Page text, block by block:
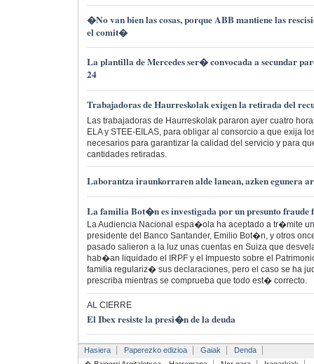
�No van bien las cosas, porque ABB mantiene las
el comit�
La plantilla de Mercedes ser� convocada a secundar
24
Trabajadoras de Haurreskolak exigen la retirada del
Las trabajadoras de Haurreskolak pararon ayer cuatro
ELA y STEE-EILAS, para obligar al consorcio a que exija
necesarios para garantizar la calidad del servicio y para
cantidades retiradas.
Laborantza iraunkorraren alde lanean, azken egunera
La familia Bot�n es investigada por un presunto fraude
La Audiencia Nacional espa�ola ha aceptado a tr�mite
presidente del Banco Santander, Emilio Bot�n, y otros
pasado salieron a la luz unas cuentas en Suiza que
hab�an liquidado el IRPF y el Impuesto sobre el
familia regulariz� sus declaraciones, pero el caso se ha
prescriba mientras se comprueba que todo est� correcto.
AL CIERRE
El Ibex resiste la presi�n de la deuda
Hasiera Paperezko edizioa Gaiak
Denda